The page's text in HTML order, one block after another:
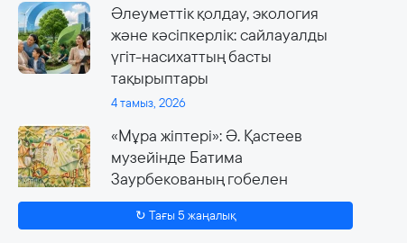
Әлеуметтік қолдау, экология
және кәсіпкерлік: сайлауалды
үгіт-насихаттың басты
тақырыптары
4 тамыз, 2026
«Мұра жіптері»: Ә. Қастеев
музейінде Батима
Заурбекованың гобелен
өнеріне арналған ауқымды
көрме өтеді
↻ Тағы 5 жаңалық